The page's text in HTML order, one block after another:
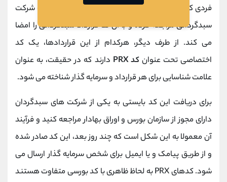
فردی که قصد سرمایه گذاری از این طریق را دارد، به یک شرکت
سبدگردانی مراجعه کرده و با آن ها قرارداد سبدگردانی را امضا
می کند. از طرف دیگر، هرکدام از این قراردادها، یک کد
اختصاصی تحت عنوانکد PRX
دارند که در حقیقت، به عنوان
علامت شناسایی برای هر قرارداد و سرمایه گذار شناخته می شود.
برای دریافت این کد بایستی به یکی از شرکت های سبدگردان
دارای مجوز از سازمان بورس و اوراق بهادار مراجعه کنید و فرآیند
آن معمولا به این شکل است که چند روز بعد، این کد صادر شده
و از طریق پیامک و یا ایمیل برای شخص سرمایه گذار ارسال می
شود. کدهای PRX به لحاظ ظاهری با کد بورسی متفاوت هستند